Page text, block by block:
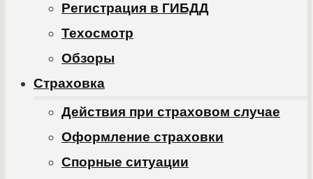
Регистрация в ГИБДД
Техосмотр
Обзоры
Cтраховка
Действия при страховом случае
Оформление страховки
Спорные ситуации